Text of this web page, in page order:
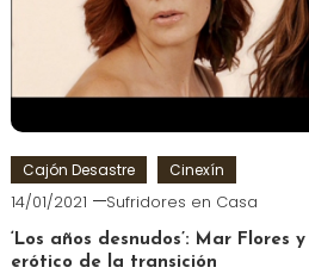
Cajón Desastre Cinexín
14/01/2021 Sufridores en Casa
‘Los años desnudos’: Mar Flores
erótico de la transición